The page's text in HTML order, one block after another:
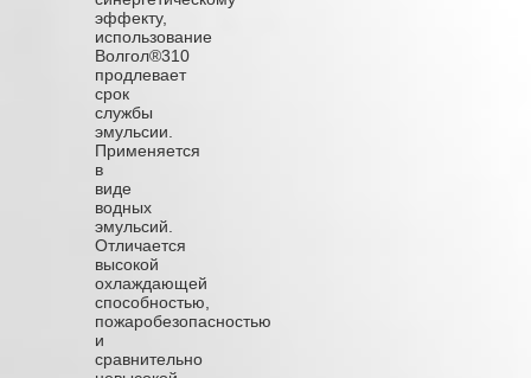
эффекту,
использование
Волгол®310
продлевает
срок
службы
эмульсии.
Применяется
в
виде
водных
эмульсий.
Отличается
высокой
охлаждающей
способностью,
пожаробезопасностью
и
сравнительно